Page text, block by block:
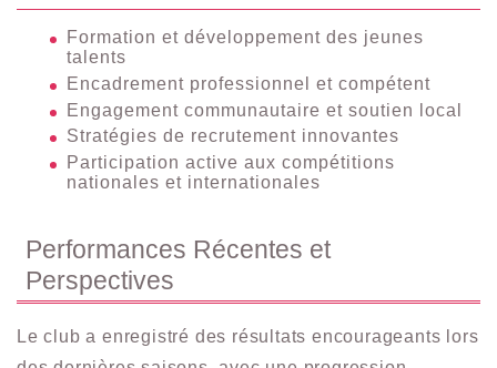
Formation et développement des jeunes
talents
Encadrement professionnel et compétent
Engagement communautaire et soutien local
Stratégies de recrutement innovantes
Participation active aux compétitions
nationales et internationales
Performances Récentes et
Perspectives
Le club a enregistré des résultats encourageants lors